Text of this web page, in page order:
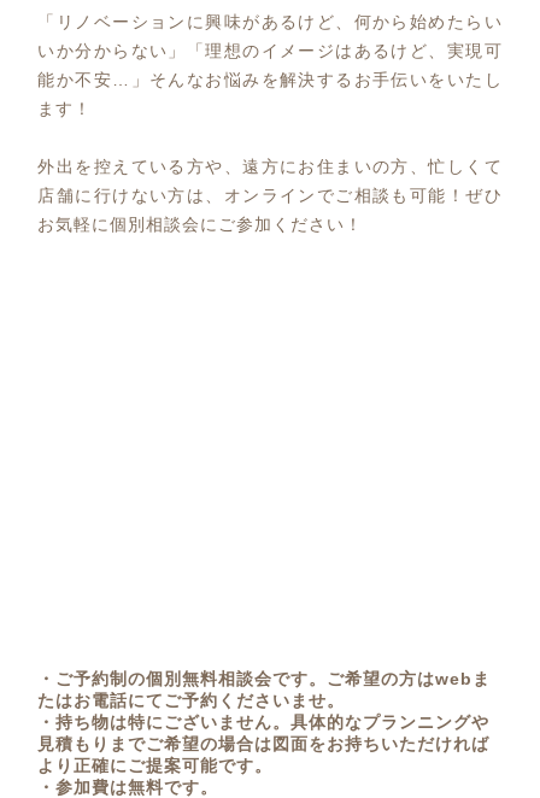
「リノベーションに興味があるけど、何から始めたらい
いか分からない」「理想のイメージはあるけど、実現可
能か不安…」そんなお悩みを解決するお手伝いをいたし
ます！
外出を控えている方や、遠方にお住まいの方、忙しくて
店舗に行けない方は、オンラインでご相談も可能！ぜひ
お気軽に個別相談会にご参加ください！
・ご予約制の個別無料相談会です。ご希望の方はwebま
たはお電話にてご予約くださいませ。
・持ち物は特にございません。具体的なプランニングや
見積もりまでご希望の場合は図面をお持ちいただければ
より正確にご提案可能です。
・参加費は無料です。